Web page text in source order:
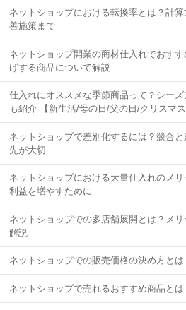
ネットショップにおける転換率とは？計
善施策まで
ネットショップ開業の商材仕入れでおす
げする商品について解説
仕入れにオススメな季節商品って？シー
も紹介 【新生活/母の日/父の日/クリスマス
ネットショップで差別化するには？競合
先が大切
ネットショップにおける大量仕入れのメ
利益を増やすために
ネットショップでの多店舗展開とは？メ
解説
ネットショップでの販売価格の決め方と
ネットショップで売れるおすすめ商品と